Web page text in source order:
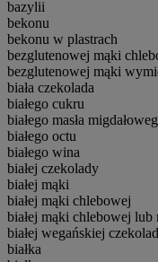
bazylii
bekonu
bekonu w plastrach
bezglutenowej mąki
bezglutenowej mąki
biała czekolada
białego cukru
białego masła
białego octu
białego wina
białej czekolady
białej mąki
białej mąki chlebowej
białej mąki chlebowej
białej wegańskiej
białka